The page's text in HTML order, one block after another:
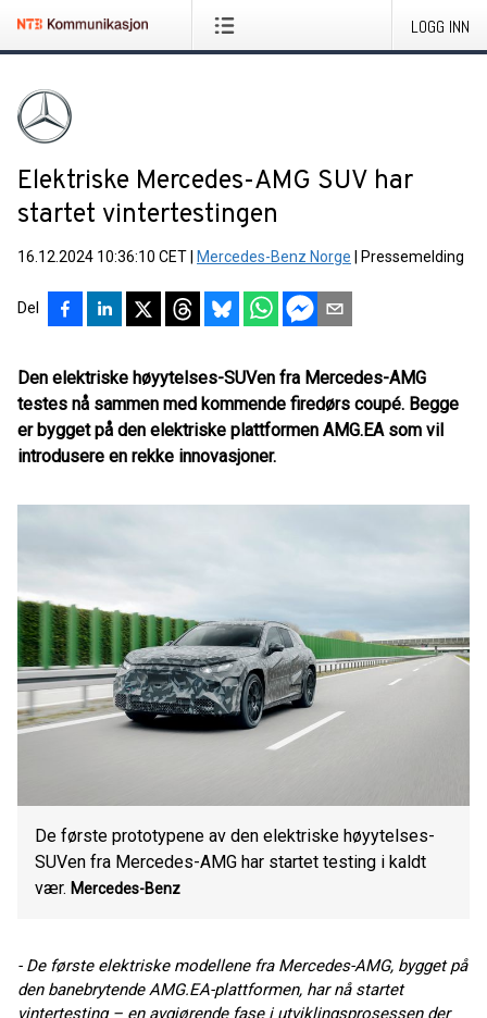
LOGG INN
Elektriske Mercedes-AMG SUV har
startet vintertestingen
16.12.2024 10:36:10 CET Mercedes-Benz Norge Pressemelding
Del
Den elektriske høyytelses-SUVen fra Mercedes-AMG
testes nå sammen med kommende firedørs coupé. Begge
er bygget på den elektriske plattformen AMG.EA som vil
introdusere en rekke innovasjoner.
De første prototypene av den elektriske høyytelses-
SUVen fra Mercedes-AMG har startet testing i kaldt
vær. Mercedes-Benz
- De første elektriske modellene fra Mercedes-AMG, bygget på
den banebrytende AMG.EA-plattformen, har nå startet
vintertesting – en avgjørende fase i utviklingsprosessen der